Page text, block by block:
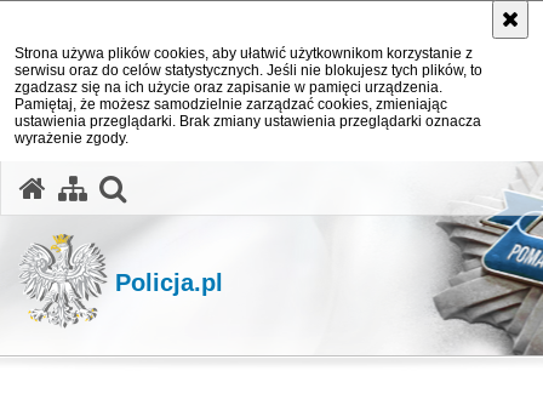
Strona używa plików cookies, aby ułatwić użytkownikom korzystanie z
serwisu oraz do celów statystycznych. Jeśli nie blokujesz tych plików, to
zgadzasz się na ich użycie oraz zapisanie w pamięci urządzenia.
Pamiętaj, że możesz samodzielnie zarządzać cookies, zmieniając
ustawienia przeglądarki. Brak zmiany ustawienia przeglądarki oznacza
wyrażenie zgody.
Policja.pl